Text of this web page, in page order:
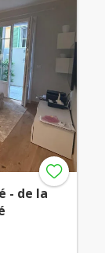
- de la